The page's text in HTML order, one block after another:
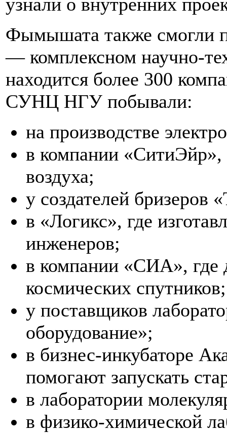
Фымышата также смогли
— комплексном научно-
находится более 300
СУНЦ НГУ побывали:
на производстве
в компании «СитиЭйр»,
воздуха;
у создателей бризеров
в «Логикс», где
инженеров;
в компании «СИА», где
космических спутников;
у поставщиков
оборудование»;
в бизнес-инкубаторе
помогают запускать
в лаборатории
в физико-химической